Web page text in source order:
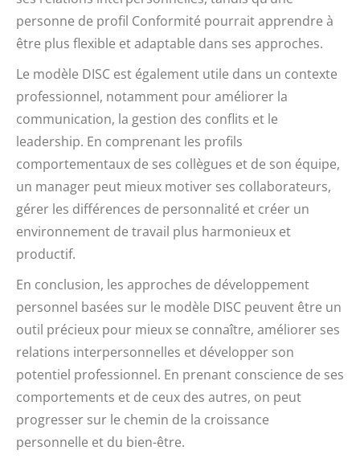
personne de profil Conformité pourrait apprendre à
être plus flexible et adaptable dans ses approches.
Le modèle DISC est également utile dans un contexte
professionnel, notamment pour améliorer la
communication, la gestion des conflits et le
leadership. En comprenant les profils
comportementaux de ses collègues et de son équipe,
un manager peut mieux motiver ses collaborateurs,
gérer les différences de personnalité et créer un
environnement de travail plus harmonieux et
productif.
En conclusion, les approches de développement
personnel basées sur le modèle DISC peuvent être un
outil précieux pour mieux se connaître, améliorer ses
relations interpersonnelles et développer son
potentiel professionnel. En prenant conscience de ses
comportements et de ceux des autres, on peut
progresser sur le chemin de la croissance
personnelle et du bien-être.